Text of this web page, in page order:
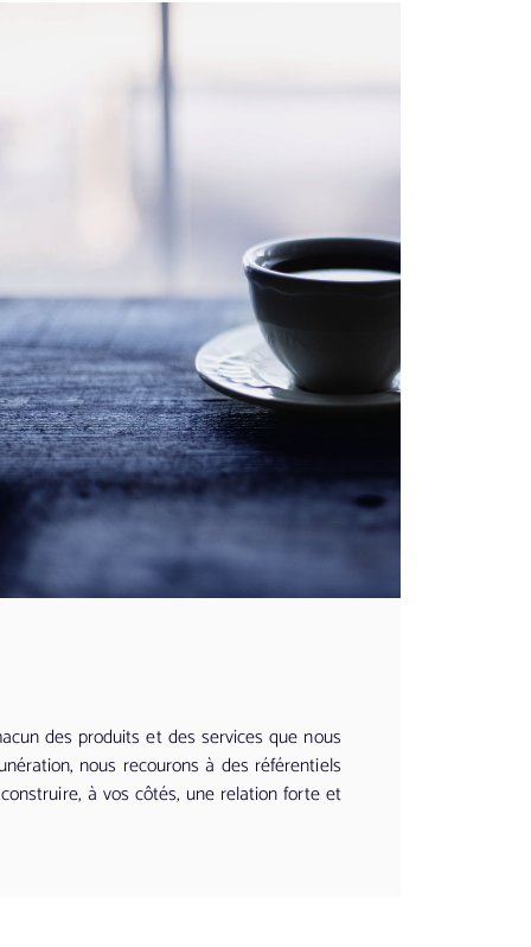
des produits et des services que nous
nous recourons à des référentiels
à vos côtés, une relation forte et